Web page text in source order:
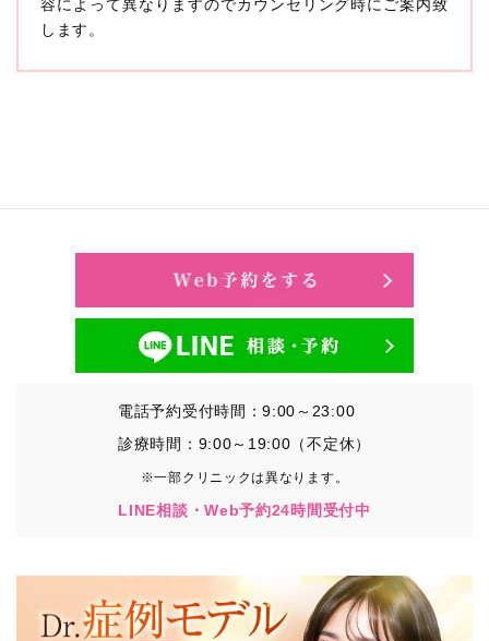
の個人を識別できない情報もありますが、他の情報と組
み合わせることにより特定の個人を識別できる場合、か
に扱うものとします。
①TCBグループが患者様から取得する情報
・その他、特定の個人を識別することができる情報
②TCBグループが各種サービスの利用に関連して取得す
日時、閲覧履歴等に関連する情報
（これには、Cookie情報、アクセスログ等の利用状況に
関する情報を含みます。）
③TCBグループが第三者から間接的に収集する情報
患者様の同意を得た上で、以下の情報をパブリックDMP
・患者様の閲覧履歴、端末等の情報
容によって異なりますのでカウンセリング時にご案内致
します。
電話予約受付時間：9:00～23:00
診療時間：9:00～19:00（不定休）
※一部クリニックは異なります。
LINE相談・Web予約24時間受付中